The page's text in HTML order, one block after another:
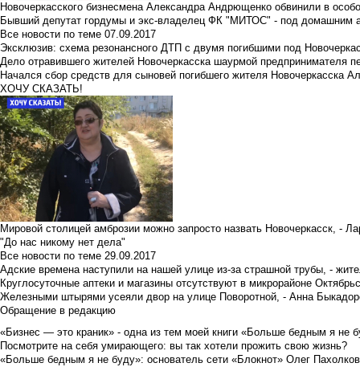
Новочеркасского бизнесмена Александра Андрющенко обвинили в
Бывший депутат гордумы и экс-владелец ФК "МИТОС" - под домашним
Все новости по теме 07.09.2017
Эксклюзив: схема резонансного ДТП с двумя погибшими под
Дело отравившего жителей Новочеркасска шаурмой предпринимателя
Начался сбор средств для сыновей погибшего жителя Новочеркасска
ХОЧУ СКАЗАТЬ!
Мировой столицей амброзии можно запросто назвать Новочеркасск, -
"До нас никому нет дела"
Все новости по теме 29.09.2017
Адские времена наступили на нашей улице из-за страшной трубы, -
Круглосуточные аптеки и магазины отсутствуют в микрорайоне
Железными штырями усеяли двор на улице Поворотной, - Анна
Обращение в редакцию
«Бизнес — это краник» - одна из тем моей книги «Больше бедным я не
Посмотрите на себя умирающего: вы так хотели прожить свою жизнь?
«Больше бедным я не буду»: основатель сети «Блокнот» Олег Пахолков